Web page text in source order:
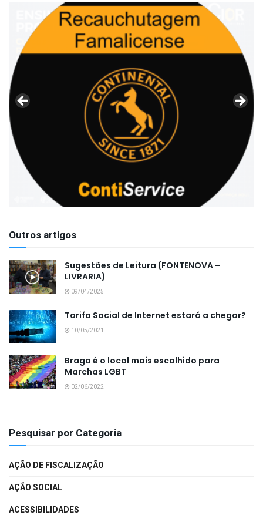
Outros artigos
Sugestões de Leitura (FONTENOVA –
LIVRARIA)
09/04/2025
Tarifa Social de Internet estará a chegar?
10/05/2021
Braga é o local mais escolhido para
Marchas LGBT
02/06/2022
Pesquisar por Categoria
AÇÃO DE FISCALIZAÇÃO
AÇÃO SOCIAL
ACESSIBILIDADES